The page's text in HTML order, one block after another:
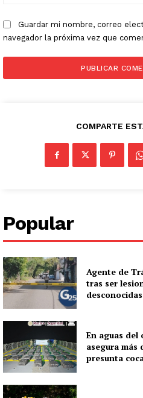
Guardar mi nombre, correo
navegador la próxima vez que
COMPARTE
Popular
Agente de
tras ser
En aguas
asegura más
presunta